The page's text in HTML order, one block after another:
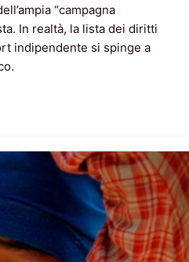
“campagna
In realtà, la lista dei diritti
indipendente si spinge a